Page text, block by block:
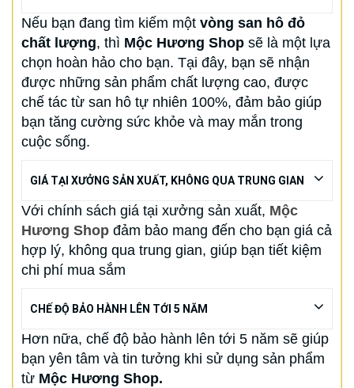
Nếu bạn đang tìm kiếm một vòng san hô đỏ
chất lượng, thì Mộc Hương Shop sẽ là một lựa
chọn hoàn hảo cho bạn. Tại đây, bạn sẽ nhận
được những sản phẩm chất lượng cao, được
chế tác từ san hô tự nhiên 100%, đảm bảo giúp
bạn tăng cường sức khỏe và may mắn trong
cuộc sống.
GIÁ TẠI XƯỞNG SẢN XUẤT, KHÔNG QUA TRUNG GIAN
Với chính sách giá tại xưởng sản xuất, Mộc
Hương Shop đảm bảo mang đến cho bạn giá cả
hợp lý, không qua trung gian, giúp bạn tiết kiệm
chi phí mua sắm
CHẾ ĐỘ BẢO HÀNH LÊN TỚI 5 NĂM
Hơn nữa, chế độ bảo hành lên tới 5 năm sẽ giúp
bạn yên tâm và tin tưởng khi sử dụng sản phẩm
từ Mộc Hương Shop.